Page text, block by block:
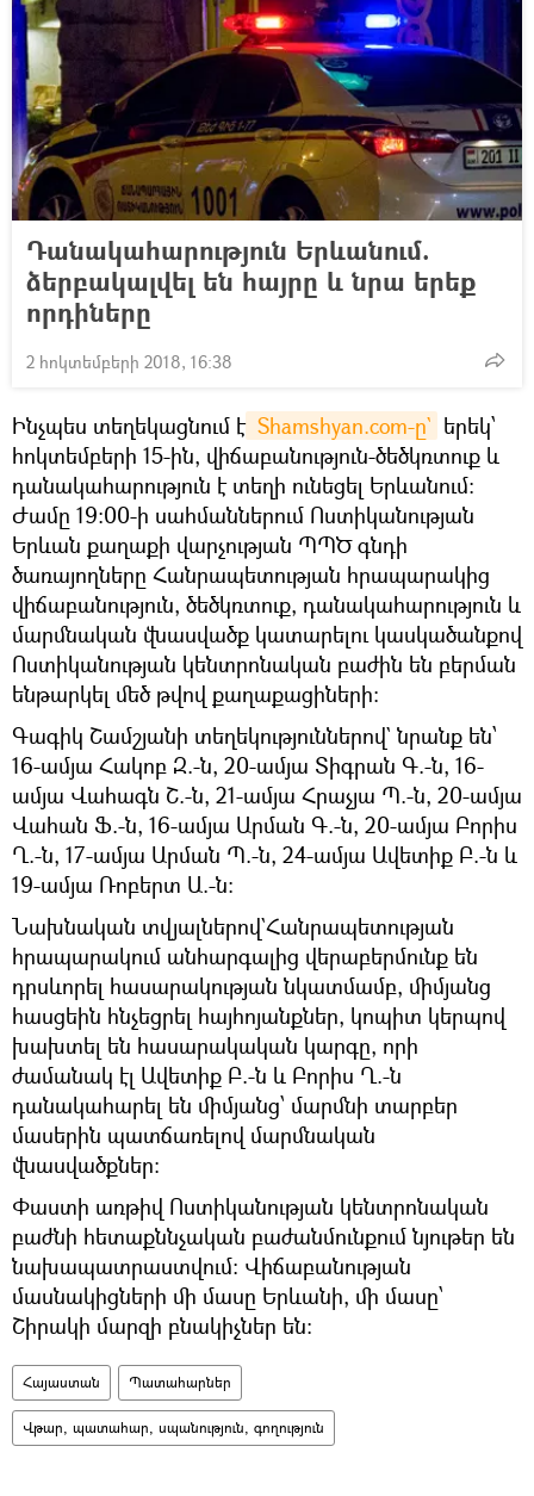
Դանակահարություն Երևանում.
ձերբակալվել են հայրը և նրա երեք
որդիները
2 հոկտեմբերի 2018, 16:38
Ինչպես տեղեկացնում է Shamshyan.com-ը` երեկ՝
հոկտեմբերի 15-ին, վիճաբանություն-ծեծկռտուք և
դանակահարություն է տեղի ունեցել Երևանում։
Ժամը 19։00-ի սահմաններում Ոստիկանության
Երևան քաղաքի վարչության ՊՊԾ գնդի
ծառայողները Հանրապետության հրապարակից
վիճաբանություն, ծեծկռտուք, դանակահարություն և
մարմնական վնասվածք կատարելու կասկածանքով
Ոստիկանության կենտրոնական բաժին են բերման
ենթարկել մեծ թվով քաղաքացիների։
Գագիկ Շամշյանի տեղեկություններով` նրանք են՝
16-ամյա Հակոբ Զ.-ն, 20-ամյա Տիգրան Գ.-ն, 16-
ամյա Վահագն Շ.-ն, 21-ամյա Հրաչյա Պ.-ն, 20-ամյա
Վահան Ֆ.-ն, 16-ամյա Արման Գ.-ն, 20-ամյա Բորիս
Ղ.-ն, 17-ամյա Արման Պ.-ն, 24-ամյա Ավետիք Բ.-ն և
19-ամյա Ռոբերտ Ա.-ն։
Նախնական տվյալներով`Հանրապետության
հրապարակում անհարգալից վերաբերմունք են
դրսևորել հասարակության նկատմամբ, միմյանց
հասցեին հնչեցրել հայհոյանքներ, կոպիտ կերպով
խախտել են հասարակական կարգը, որի
ժամանակ էլ Ավետիք Բ.-ն և Բորիս Ղ.-ն
դանակահարել են միմյանց՝ մարմնի տարբեր
մասերին պատճառելով մարմնական
վնասվածքներ։
Փաստի առթիվ Ոստիկանության կենտրոնական
բաժնի հետաքննչական բաժանմունքում նյութեր են
նախապատրաստվում։ Վիճաբանության
մասնակիցների մի մասը Երևանի, մի մասը՝
Շիրակի մարզի բնակիչներ են։
Հայաստան Պատահարներ
Վթար, պատահար, սպանություն, գողություն